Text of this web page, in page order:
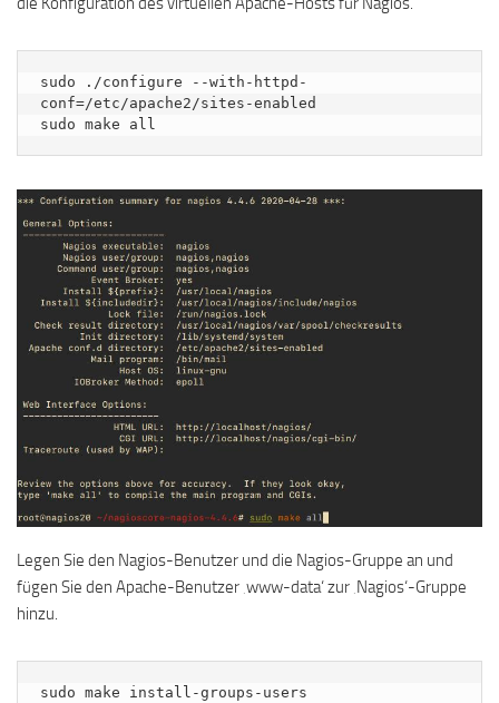
sudo ./configure --with-httpd-
conf=/etc/apache2/sites-enabled
sudo make all
Legen Sie den Nagios-Benutzer und die Nagios-Gruppe an und
fügen Sie den Apache-Benutzer ‚www-data‘ zur ‚Nagios‘-Gruppe
hinzu.
sudo make install-groups-users